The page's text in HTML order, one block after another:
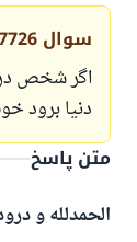
سوال
اگر شخص در
دنیا برود
متن پاسخ
الحمدلله و